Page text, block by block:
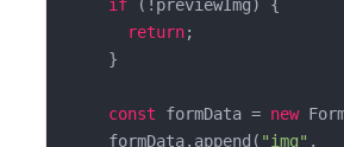
if (!previewImg) {
return;
const formData = new
    formData.append(
"img" ,